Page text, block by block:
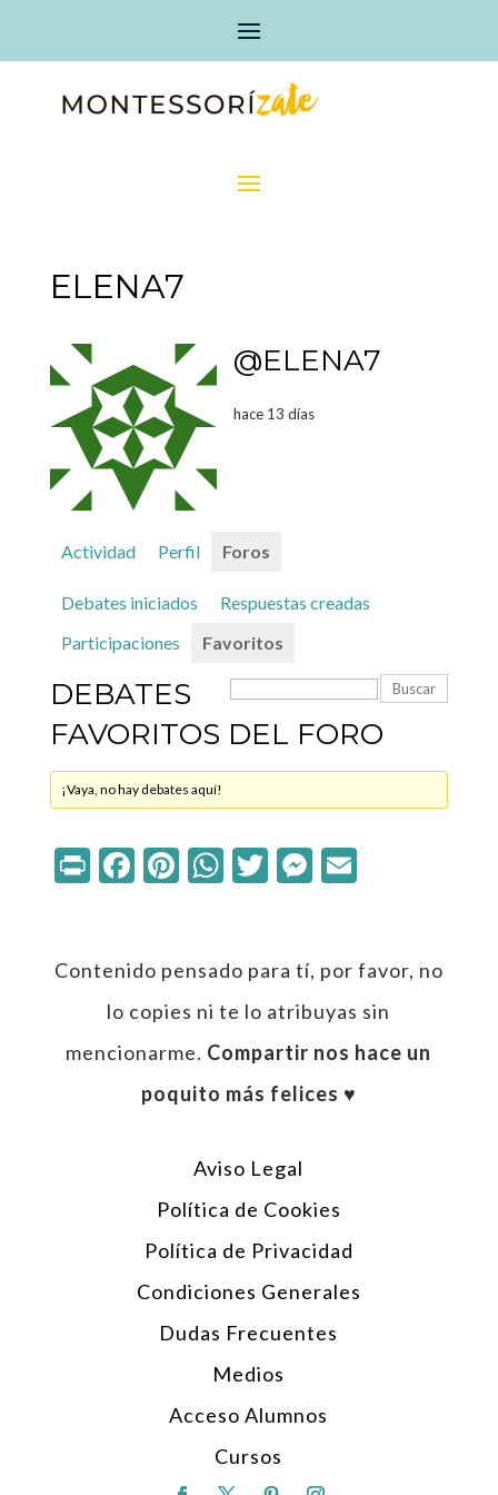
ELENA7
@ELENA7
hace 13 días
Actividad Perfil Foros
Debates iniciados
Respuestas creadas
Participaciones
Favoritos
DEBATES
FAVORITOS DEL FORO
¡Vaya, no hay debates aquí!
PrintFacebook
Pinterest
WhatsApp
Twitter
Messenger
Email
Contenido pensado para tí, por favor, no
lo copies ni te lo atribuyas sin
mencionarme. Compartir nos hace un
poquito más felices ♥︎
Aviso Legal
Política de Cookies
Política de Privacidad
Condiciones Generales
Dudas Frecuentes
Medios
Acceso Alumnos
Cursos